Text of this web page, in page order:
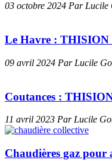
03 octobre 2024 Par Lucile
Le Havre :
09 avril 2024 Par Lucile
Coutances :
11 avril 2023 Par Lucile
Chaudières gaz pour